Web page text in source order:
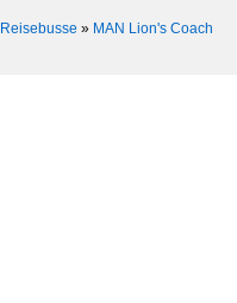
Reisebusse » MAN Lion's Coach